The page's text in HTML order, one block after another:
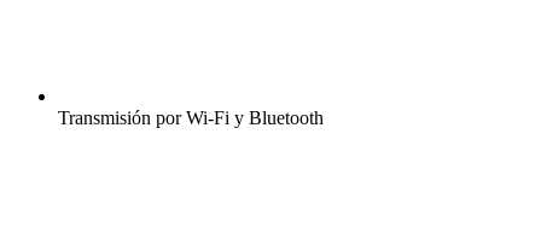
Transmisión por Wi-Fi y Bluetooth